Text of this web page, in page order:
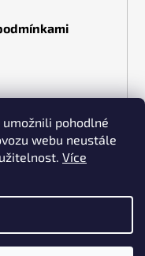
umožnili pohodlné
webu neustále
Více